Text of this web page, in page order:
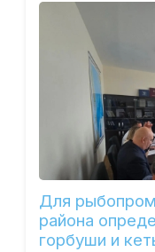
Для
района
горбуши и